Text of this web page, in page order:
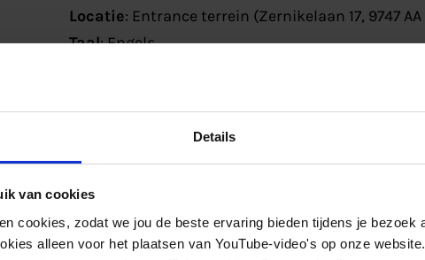
Details
van cookies
cookies, zodat we jou de beste ervaring bieden tijdens je bezoek
alleen voor het plaatsen van YouTube-video's op onze
Locatie: Entrance terrein (Zernikelaan 17, 9747
Taal: Engels
Onderdeel van
De sessie is onderdeel van New Energy Forum:
mobiliteit en duurzaamheid. Een dag vol
ideeën voor professionals, ondernemers,